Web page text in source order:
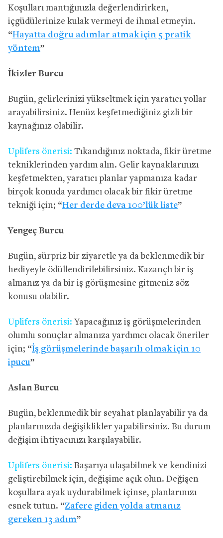
Koşulları mantığınızla değerlendirirken,
içgüdülerinize kulak vermeyi de ihmal etmeyin.
“Hayatta doğru adımlar atmak için 5 pratik
yöntem”
İkizler Burcu
Bugün, gelirlerinizi yükseltmek için yaratıcı yollar
arayabilirsiniz. Henüz keşfetmediğiniz gizli bir
kaynağınız olabilir.
Uplifers önerisi: Tıkandığınız noktada, fikir üretme
tekniklerinden yardım alın. Gelir kaynaklarınızı
keşfetmekten, yaratıcı planlar yapmanıza kadar
birçok konuda yardımcı olacak bir fikir üretme
tekniği için; “Her derde deva 100’lük liste”
Yengeç Burcu
Bugün, sürpriz bir ziyaretle ya da beklenmedik bir
hediyeyle ödüllendirilebilirsiniz. Kazançlı bir iş
almanız ya da bir iş görüşmesine gitmeniz söz
konusu olabilir.
Uplifers önerisi: Yapacağınız iş görüşmelerinden
olumlu sonuçlar almanıza yardımcı olacak öneriler
için; “İş görüşmelerinde başarılı olmak için 10
ipucu”
Aslan Burcu
Bugün, beklenmedik bir seyahat planlayabilir ya da
planlarınızda değişiklikler yapabilirsiniz. Bu durum
değişim ihtiyacınızı karşılayabilir.
Uplifers önerisi: Başarıya ulaşabilmek ve kendinizi
geliştirebilmek için, değişime açık olun. Değişen
koşullara ayak uydurabilmek içinse, planlarınızı
esnek tutun. “Zafere giden yolda atmanız
gereken 13 adım”